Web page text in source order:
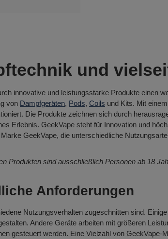
und
innovative und leistungsstarke Produkte einen
von Dampfgeräten, Pods, Coils und Kits. Mit
Die Produkte zeichnen sich durch
Erlebnis. GeekVape steht für Innovation und
GeekVape, die unterschiedliche
Produkten sind ausschließlich Personen ab 18
Anforderungen
Nutzungsverhalten zugeschnitten sind.
Andere Geräte arbeiten mit größeren
gesteuert werden. Eine Vielzahl von